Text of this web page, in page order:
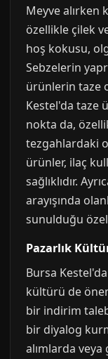
Meyve alırken
özellikle çilek
hoş kokusu,
Sebzelerin
ürünlerin taze
Kestel'da taze
nokta da,
tezgahlardaki
ürünler, ilaç
sağlıklıdır.
arayışında
sunulduğu
Pazarlık
Bursa
kültürü de
bir indirim
bir diyalog
alımlarda